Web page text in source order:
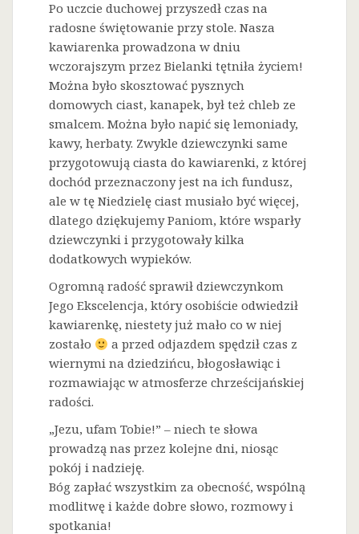
Po uczcie duchowej przyszedł czas na
radosne świętowanie przy stole. Nasza
kawiarenka prowadzona w dniu
wczorajszym przez Bielanki tętniła życiem!
Można było skosztować pysznych
domowych ciast, kanapek, był też chleb ze
smalcem. Można było napić się lemoniady,
kawy, herbaty. Zwykle dziewczynki same
przygotowują ciasta do kawiarenki, z której
dochód przeznaczony jest na ich fundusz,
ale w tę Niedzielę ciast musiało być więcej,
dlatego dziękujemy Paniom, które wsparły
dziewczynki i przygotowały kilka
dodatkowych wypieków.
Ogromną radość sprawił dziewczynkom
Jego Ekscelencja, który osobiście odwiedził
kawiarenkę, niestety już mało co w niej
zostało
a przed odjazdem spędził czas z
wiernymi na dziedzińcu, błogosławiąc i
rozmawiając w atmosferze chrześcijańskiej
radości.
„Jezu, ufam Tobie!” – niech te słowa
prowadzą nas przez kolejne dni, niosąc
pokój i nadzieję.
Bóg zapłać wszystkim za obecność, wspólną
modlitwę i każde dobre słowo, rozmowy i
spotkania!